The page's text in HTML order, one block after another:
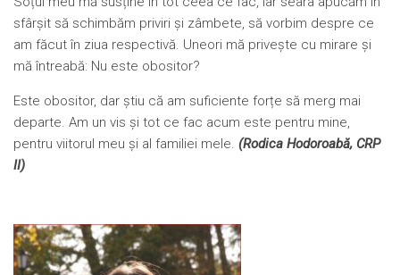
sfârșit să schimbăm priviri și zâmbete, să vorbim despre ce
am făcut în ziua respectivă. Uneori mă privește cu mirare și
mă întreabă: Nu este obositor?
Este obositor, dar știu că am suficiente forțe să merg mai
departe. Am un vis și tot ce fac acum este pentru mine,
pentru viitorul meu și al familiei mele. (Rodica Hodoroabă, CRP
II)